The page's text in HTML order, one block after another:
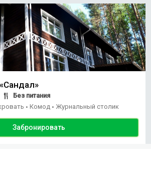
Без питания
• Комод • Журнальный столик
Забронировать